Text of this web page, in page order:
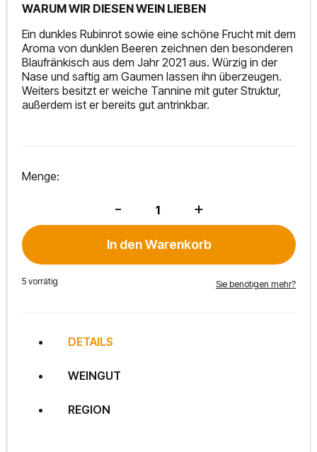
WARUM WIR DIESEN WEIN LIEBEN
Ein dunkles Rubinrot sowie eine schöne Frucht mit dem
Aroma von dunklen Beeren zeichnen den besonderen
Blaufränkisch aus dem Jahr 2021 aus. Würzig in der
Nase und saftig am Gaumen lassen ihn überzeugen.
Weiters besitzt er weiche Tannine mit guter Struktur,
außerdem ist er bereits gut antrinkbar.
Menge:
-
2021
Menge
+
In den Warenkorb
5 vorrätig Sie benötigen mehr?
DETAILS
WEINGUT
REGION